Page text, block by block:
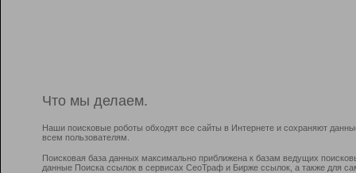
Что мы делаем.
Наши поисковые роботы обходят все сайты в Интернете и сохраняют
всем пользователям.
Поисковая база данных максимально приближена к базам ведущих
данные Поиска ссылок в сервисах СеоТраф и Бирже ссылок, а также для